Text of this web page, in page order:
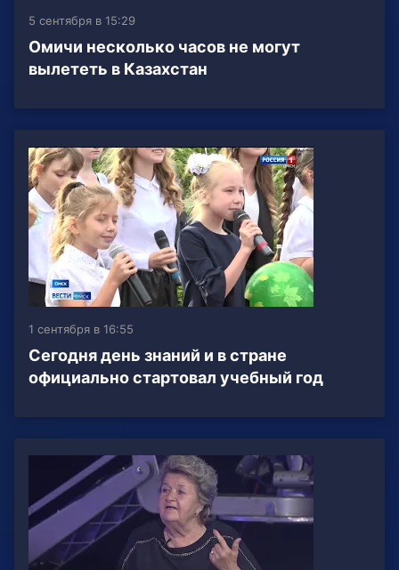
5 сентября в 15:29
Омичи несколько часов не могут
вылететь в Казахстан
1 сентября в 16:55
Сегодня день знаний и в стране
официально стартовал учебный год